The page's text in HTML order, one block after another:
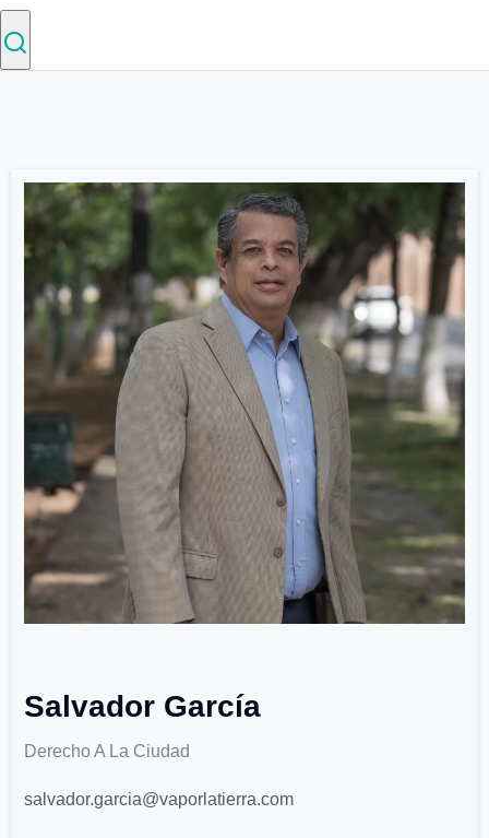
Salvador García
Derecho A La Ciudad
salvador.garcia@vaporlatierra.com